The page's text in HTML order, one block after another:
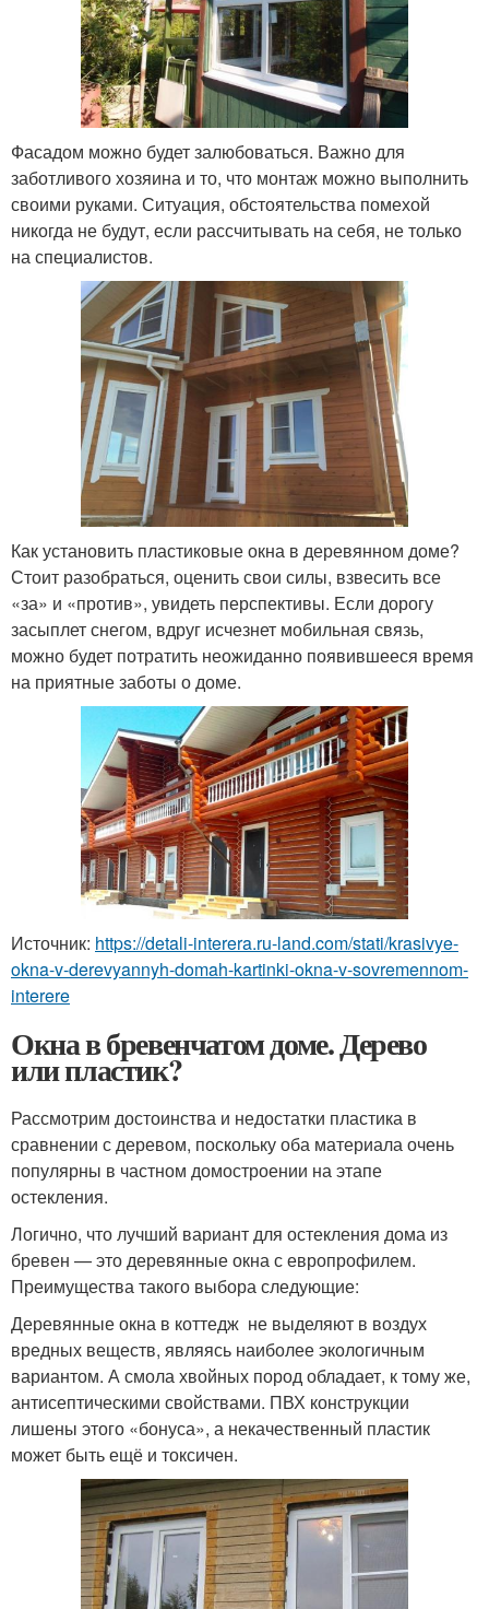
Фасадом можно будет залюбоваться. Важно для
заботливого хозяина и то, что монтаж можно выполнить
своими руками. Ситуация, обстоятельства помехой
никогда не будут, если рассчитывать на себя, не только
на специалистов.
Как установить пластиковые окна в деревянном доме?
Стоит разобраться, оценить свои силы, взвесить все
«за» и «против», увидеть перспективы. Если дорогу
засыплет снегом, вдруг исчезнет мобильная связь,
можно будет потратить неожиданно появившееся время
на приятные заботы о доме.
Источник: https://detali-interera.ru-land.com/stati/krasivye-
okna-v-derevyannyh-domah-kartinki-okna-v-sovremennom-
interere
Окна в бревенчатом доме. Дерево
или пластик?
Рассмотрим достоинства и недостатки пластика в
сравнении с деревом, поскольку оба материала очень
популярны в частном домостроении на этапе
остекления.
Логично, что лучший вариант для остекления дома из
бревен — это деревянные окна с европрофилем.
Преимущества такого выбора следующие:
Деревянные окна в коттедж не выделяют в воздух
вредных веществ, являясь наиболее экологичным
вариантом. А смола хвойных пород обладает, к тому же,
антисептическими свойствами. ПВХ конструкции
лишены этого «бонуса», а некачественный пластик
может быть ещё и токсичен.